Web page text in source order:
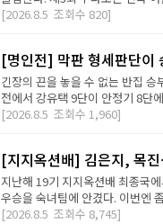
[2026.8.5 조회수 820]
[명인전] 막판 형세판단
긴장의 끈을 놓을 수 없는 반집
전에서 강유택 9단이 안정기 8단
[2026.8.5 조회수 1,960]
[지지옥션배] 김은지, 목
지난해 19기 지지옥션배 최종국
우승을 숙녀팀에 안겼다. 이번엔
[2026.8.5 조회수 8,745]